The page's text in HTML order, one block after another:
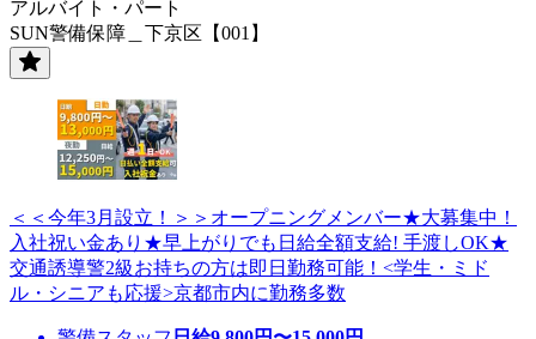
アルバイト・パート
SUN警備保障＿下京区【001】
＜＜今年3月設立！＞＞オープニングメンバー★大募集中！
入社祝い金あり★早上がりでも日給全額支給! 手渡しOK★
交通誘導警2級お持ちの方は即日勤務可能！<学生・ミド
ル・シニアも応援>京都市内に勤務多数